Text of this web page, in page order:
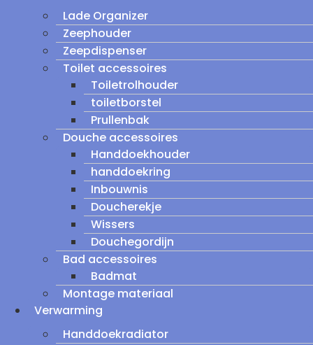
Lade Organizer
Zeephouder
Zeepdispenser
Toilet accessoires
Toiletrolhouder
toiletborstel
Prullenbak
Douche accessoires
Handdoekhouder
handdoekring
Inbouwnis
Doucherekje
Wissers
Douchegordijn
Bad accessoires
Badmat
Montage materiaal
Verwarming
Handdoekradiator